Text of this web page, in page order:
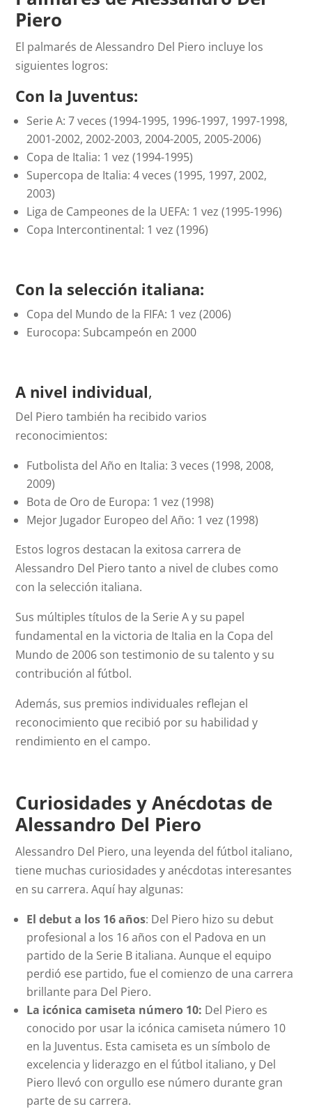
Piero
El palmarés de Alessandro Del Piero incluye los
siguientes logros:
Con la Juventus:
Serie A: 7 veces (1994-1995, 1996-1997, 1997-1998,
2001-2002, 2002-2003, 2004-2005, 2005-2006)
Copa de Italia: 1 vez (1994-1995)
Supercopa de Italia: 4 veces (1995, 1997, 2002,
2003)
Liga de Campeones de la UEFA: 1 vez (1995-1996)
Copa Intercontinental: 1 vez (1996)
Con la selección italiana:
Copa del Mundo de la FIFA: 1 vez (2006)
Eurocopa: Subcampeón en 2000
A nivel individual,
Del Piero también ha recibido varios
reconocimientos:
Futbolista del Año en Italia: 3 veces (1998, 2008,
2009)
Bota de Oro de Europa: 1 vez (1998)
Mejor Jugador Europeo del Año: 1 vez (1998)
Estos logros destacan la exitosa carrera de
Alessandro Del Piero tanto a nivel de clubes como
con la selección italiana.
Sus múltiples títulos de la Serie A y su papel
fundamental en la victoria de Italia en la Copa del
Mundo de 2006 son testimonio de su talento y su
contribución al fútbol.
Además, sus premios individuales reflejan el
reconocimiento que recibió por su habilidad y
rendimiento en el campo.
Curiosidades y Anécdotas de
Alessandro Del Piero
Alessandro Del Piero, una leyenda del fútbol italiano,
tiene muchas curiosidades y anécdotas interesantes
en su carrera. Aquí hay algunas:
El debut a los 16 años: Del Piero hizo su debut
profesional a los 16 años con el Padova en un
partido de la Serie B italiana. Aunque el equipo
perdió ese partido, fue el comienzo de una carrera
brillante para Del Piero.
La icónica camiseta número 10: Del Piero es
conocido por usar la icónica camiseta número 10
en la Juventus. Esta camiseta es un símbolo de
excelencia y liderazgo en el fútbol italiano, y Del
Piero llevó con orgullo ese número durante gran
parte de su carrera.